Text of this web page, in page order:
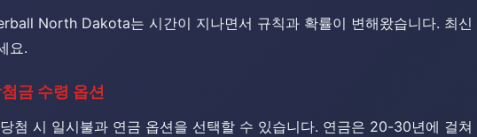
North Dakota는 시간이 지나면서 규칙과 확률이 변해왔습니다. 최신
요.
금 수령 옵션
첨 시 일시불과 연금 옵션을 선택할 수 있습니다. ​​연금은 20-30년에 걸쳐